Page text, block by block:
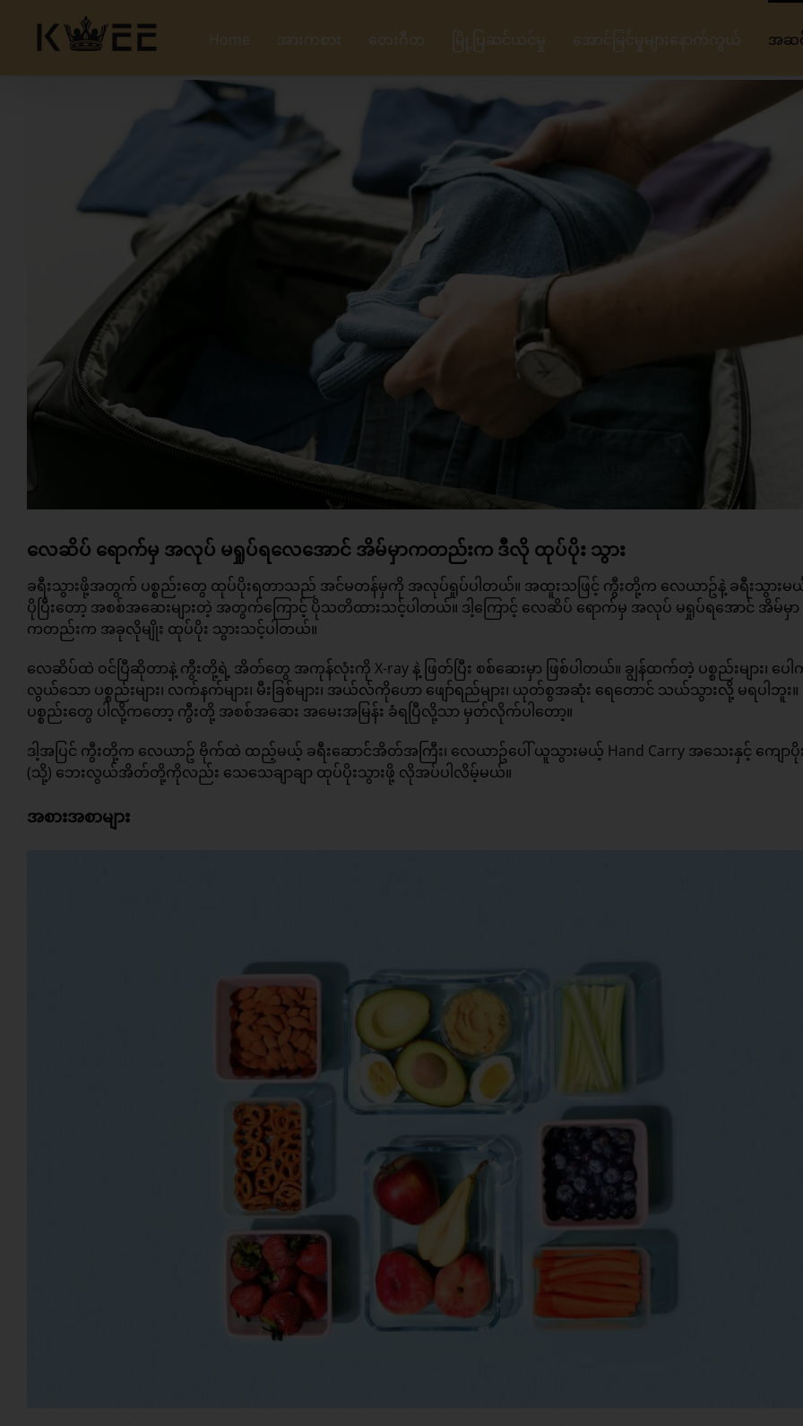
content
Home အားကစား တေးဂီတ မြို့ပြဆင်ယင်မှု အောင်မြင်မှုများနောက်ကွယ် အဆ
လေဆိပ် ရောက်မှ အလုပ် မရှုပ်ရလေအောင် အိမ်မှာကတည်းက ဒီလို ထုပ်ပိုး သွား
ခရီးသွားဖို့အတွက် ပစ္စည်းတွေ ထုပ်ပိုးရတာသည် အင်မတန်မှကို အလုပ်ရှုပ်ပါတယ်။ အထူးသဖြင့် ကွီးတို့က လေယာဥ်နဲ့ ခရီးသွား
ပိုပြီးတော့ အစစ်အဆေးများတဲ့ အတွက်ကြောင့် ပိုသတိထားသင့်ပါတယ်။ ဒါ့ကြောင့် လေဆိပ် ရောက်မှ အလုပ် မရှုပ်ရအောင် အိမ်မှာ
ကတည်းက အခုလိုမျိုး ထုပ်ပိုး သွားသင့်ပါတယ်။​
လေဆိပ်ထဲ ဝင်ပြီဆိုတာနဲ့ ကွီးတို့ရဲ့ အိတ်တွေ အကုန်လုံးကို X-ray နဲ့ ဖြတ်ပြီး စစ်ဆေးမှာ ဖြစ်ပါတယ်။ ချွန်ထက်တဲ့ ပစ္စည်းများ၊ ပေ
လွယ်သော ပစ္စည်းများ၊ လက်နက်များ၊ မီးခြစ်များ၊ အယ်လ်ကိုဟော ဖျော်ရည်များ၊ ယုတ်စွအဆုံး ရေတောင် သယ်သွားလို့ မရပါဘူး
ပစ္စည်းတွေ ပါလို့ကတော့ ကွီးတို့ အစစ်အဆေး အမေးအမြန်း ခံရပြီလို့သာ မှတ်လိုက်ပါတော့။
ဒါ့အပြင် ကွီးတို့က လေယာဥ် ဗိုက်ထဲ ထည့်မယ့် ခရီးဆောင်အိတ်အကြီး၊ လေယာဥ်ပေါ် ယူသွားမယ့် Hand Carry အသေးနှင့် ကျော
(သို့) ဘေးလွယ်အိတ်တို့ကိုလည်း သေသေချာချာ ထုပ်ပိုးသွားဖို့ လိုအပ်ပါလိမ့်မယ်။​
အစားအစာများ